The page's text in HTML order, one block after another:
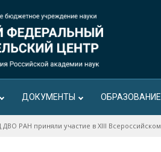
ДОКУМЕНТЫ ОБРАЗОВАНИЕ
РАН приняли участие в XIII